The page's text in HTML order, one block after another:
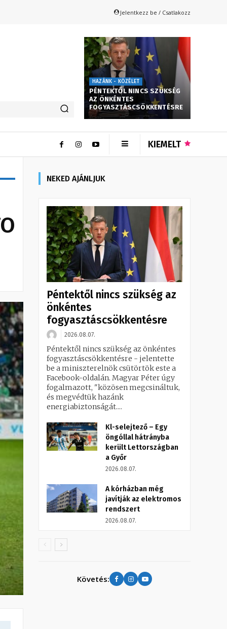
Jelentkezz be / Csatlakozz
HAZÁNK - KÖZÉLET
PÉNTEKTŐL NINCS SZÜKSÉG
AZ ÖNKÉNTES
FOGYASZTÁSCSÖKKENTÉSRE
KIEMELT
NEKED AJÁNLJUK
Péntektől nincs szükség az
önkéntes
fogyasztáscsökkentésre
2026.08.07.
Péntektől nincs szükség az önkéntes
fogyasztáscsökkentésre - jelentette
be a miniszterelnök csütörtök este a
Facebook-oldalán. Magyar Péter úgy
fogalmazott, "közösen megcsináltuk,
és megvédtük hazánk
energiabiztonságát....
Kl-selejtező – Egy
öngóllal hátrányba
került Lettországban
a Győr
2026.08.07.
A kórházban még
javítják az elektromos
rendszert
2026.08.07.
Követés: